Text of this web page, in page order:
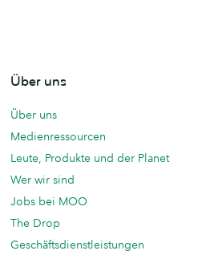
Über uns
Über uns
Medienressourcen
Leute, Produkte und der Planet
Wer wir sind
Jobs bei MOO
The Drop
Geschäftsdienstleistungen